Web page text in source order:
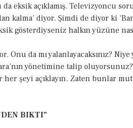
da eksik açıklamış. Televizyoncu
kalma’ diyor. Şimdi de diyor ki
gösterdiyseniz halkın yüzüne
Onu da mı yalanlayacaksınız? Niye
yönetimine talip oluyorsunuz?
her şeyi açıklayın. Zaten bunlar
BIKTI”